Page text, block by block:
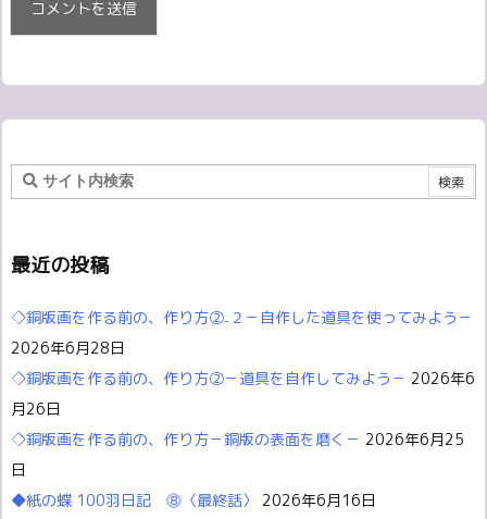
最近の投稿
◇銅版画を作る前の、作り方②₋２－自作した道具を使ってみよう－
2026年6月28日
◇銅版画を作る前の、作り方②－道具を自作してみよう－ 2026年6
月26日
◇銅版画を作る前の、作り方－銅版の表面を磨く－ 2026年6月25
日
◆紙の蝶 100羽日記 ⓼〈最終話〉
2026年6月16日